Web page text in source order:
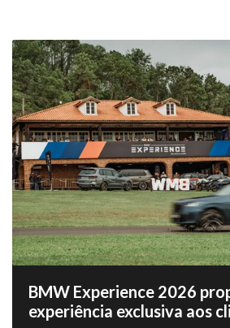
BMW Experience 2026
experiência exclusiva aos